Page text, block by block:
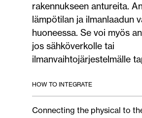
rakennukseen antureita.
lämpötilan ja ilmanlaadun
huoneessa. Se voi myös
jos sähköverkolle tai
ilmanvaihtojärjestelmälle
HOW TO INTEGRATE
Connecting the physical to